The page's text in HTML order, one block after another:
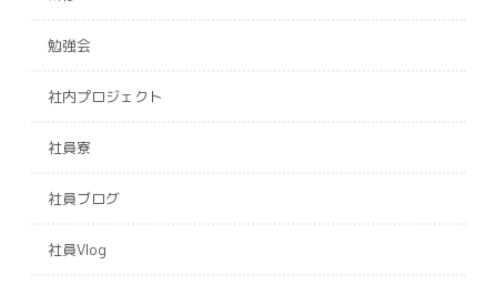
勉強会
社内プロジェクト
社員寮
社員ブログ
社員Vlog